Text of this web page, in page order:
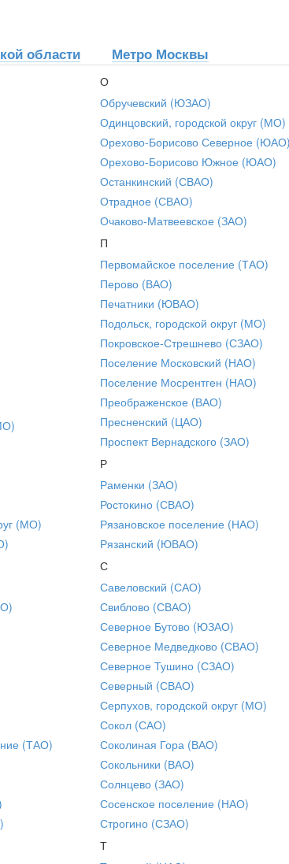
области Метро Москвы
(МО)
(ТАО)
О
Обручевский (ЮЗАО)
Одинцовский, городской округ (МО)
Орехово-Борисово Северное (ЮАО)
Орехово-Борисово Южное (ЮАО)
Останкинский (СВАО)
Отрадное (СВАО)
Очаково-Матвеевское (ЗАО)
П
Первомайское поселение (ТАО)
Перово (ВАО)
Печатники (ЮВАО)
Подольск, городской округ (МО)
Покровское-Стрешнево (СЗАО)
Поселение Московский (НАО)
Поселение Мосрентген (НАО)
Преображенское (ВАО)
Пресненский (ЦАО)
Проспект Вернадского (ЗАО)
Р
Раменки (ЗАО)
Ростокино (СВАО)
Рязановское поселение (НАО)
Рязанский (ЮВАО)
С
Савеловский (САО)
Свиблово (СВАО)
Северное Бутово (ЮЗАО)
Северное Медведково (СВАО)
Северное Тушино (СЗАО)
Северный (СВАО)
Серпухов, городской округ (МО)
Сокол (САО)
Соколиная Гора (ВАО)
Сокольники (ВАО)
Солнцево (ЗАО)
Сосенское поселение (НАО)
Строгино (СЗАО)
Т